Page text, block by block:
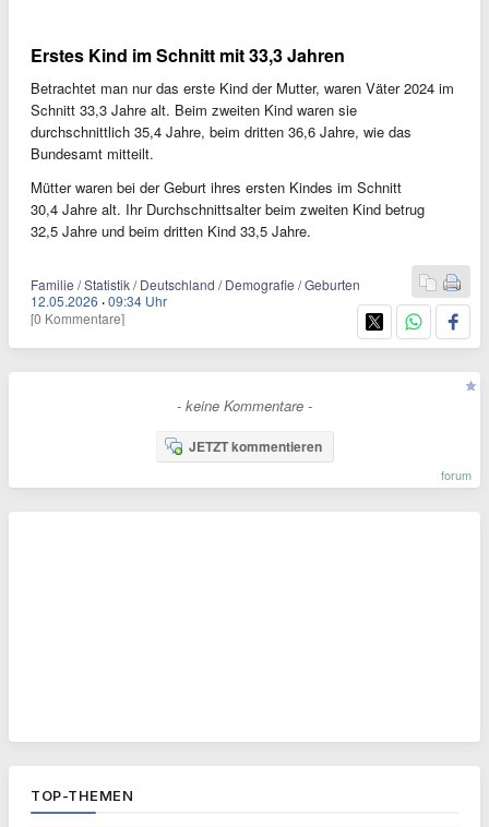
Erstes Kind im Schnitt mit 33,3 Jahren
Betrachtet man nur das erste Kind der Mutter, waren Väter 2024 im
Schnitt 33,3 Jahre alt. Beim zweiten Kind waren sie
durchschnittlich 35,4 Jahre, beim dritten 36,6 Jahre, wie das
Bundesamt mitteilt.
Mütter waren bei der Geburt ihres ersten Kindes im Schnitt
30,4 Jahre alt. Ihr Durchschnittsalter beim zweiten Kind betrug
32,5 Jahre und beim dritten Kind 33,5 Jahre.
Familie / Statistik / Deutschland / Demografie / Geburten
12.05.2026 ·09:34 Uhr
[0 Kommentare]
- keine Kommentare -
JETZT kommentieren
forum
TOP-THEMEN